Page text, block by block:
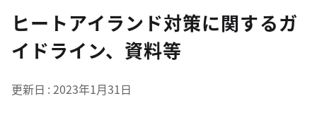
ヒートアイランド対策に関するガ
イドライン、資料等
更新日 2023年1月31日